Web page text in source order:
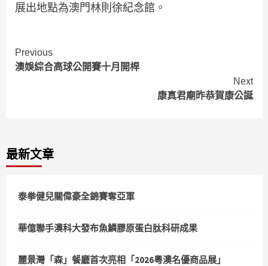
展出地點為澳門林則徐紀念館。
Continue
Reading
Previous
澳娛綜合高球公開賽十月開桿
Next
康真君廟昨恭賀康公誕
最新文章
泰拳健兒關偉豪全錦賽奪亞軍
華億聯手澳科大發布魚鱗膠原蛋白肽科研成果
麗景灣「森」餐廳首次亮相「2026粵澳名優商品展」